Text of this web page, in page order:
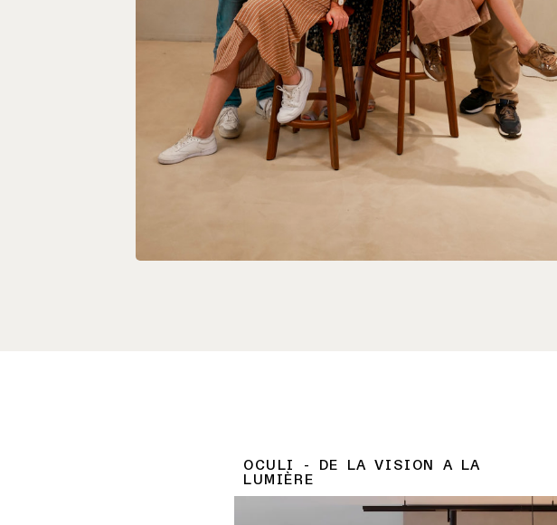
OCULI - DE LA VISION À LA
LUMIÈRE
Découvrez comment nos collègues passionnés